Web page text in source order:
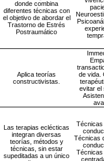
donde combina
diferentes técnicas con
el objetivo de abordar el
Trastorno de Estrés
Postraumático
Aplica teorías
constructivistas.
de vida.
evitar el
Las terapias eclécticas
integran diversas
teorías, métodos y
técnicas, sin estar
supeditadas a un único
Técnicas
Técnicas
Técnicas